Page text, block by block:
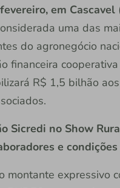
em Cascavel
uma das
do agronegócio
financeira cooperativa
R$ 1,5 bilhão
Sicredi no Show
e
montante expressivo